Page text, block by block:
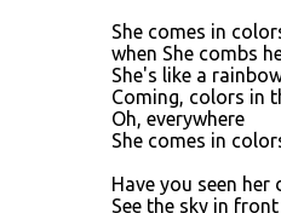
She comes in
when She combs
She's like a
Coming, colors in
Oh, everywhere
She comes in
Have you seen her
See the sky in